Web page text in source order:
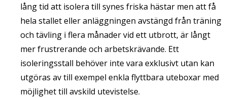
lång tid att isolera till synes friska hästar men att få
hela stallet eller anläggningen avstängd från träning
och tävling i flera månader vid ett utbrott, är långt
mer frustrerande och arbetskrävande. Ett
isoleringsstall behöver inte vara exklusivt utan kan
utgöras av till exempel enkla flyttbara uteboxar med
möjlighet till avskild utevistelse.